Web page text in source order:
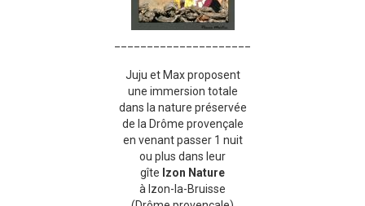
Juju et Max proposent
une immersion totale
dans la nature préservée
de la Drôme provençale
en venant passer 1 nuit
ou plus dans leur
gîte Izon Nature
à Izon-la-Bruisse